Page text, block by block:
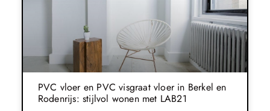
PVC vloer en PVC visgraat vloer in Berkel en
Rodenrijs: stijlvol wonen met LAB21